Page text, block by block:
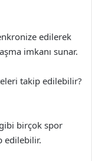
edilerek
imkanı sunar.
takip edilebilir?
birçok spor
edilebilir.